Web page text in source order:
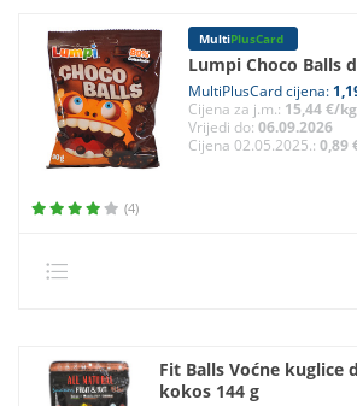
MultiPlusCard
Lumpi Choco Balls
MultiPlusCard cijena:
Cijena za j.m.: 15,44 €/kg
Vrijedi do: 06.09.2026
Cijena 02.05.2025.: 0,89
(4)
Fit Balls Voćne kuglice
kokos 144 g